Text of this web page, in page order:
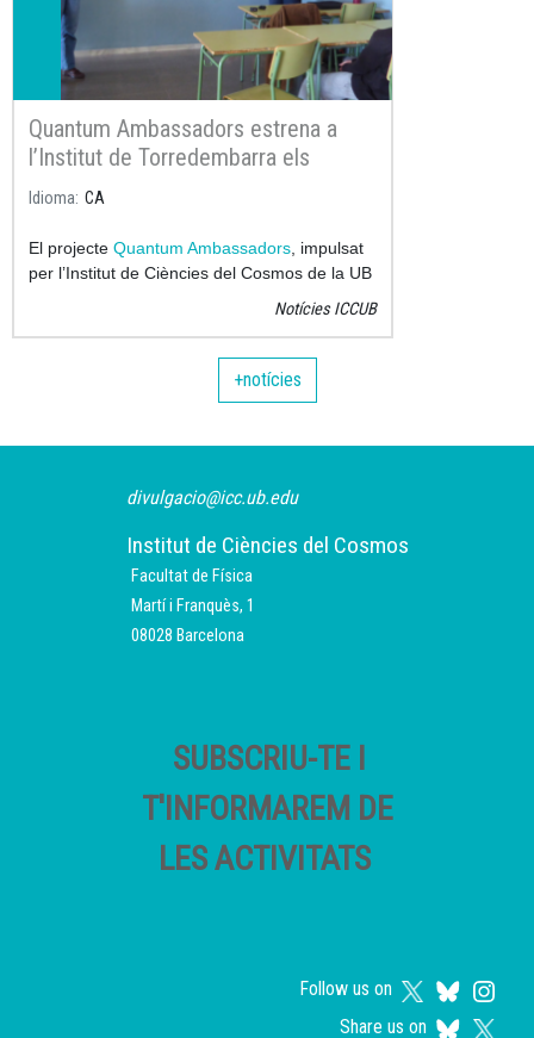
Quantum Ambassadors estrena a
l’Institut de Torredembarra els
materials educatius creats durant
Idioma CA
El projecte Quantum Ambassadors, impulsat
per l’Institut de Ciències del Cosmos de la UB
(ICCUB) i l’Institut de Nanociència i
per implementar a l’aula els materials
educatius desenvolupats al llarg de tot el
Notícies ICCUB
+notícies
divulgacio@icc.ub.edu
Institut de Ciències del Cosmos
Facultat de Física
Martí i Franquès, 1
08028 Barcelona
SUBSCRIU-TE I
T'INFORMAREM DE
LES ACTIVITATS
Follow us on
Share us on